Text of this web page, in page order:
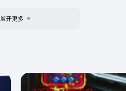
展开更多